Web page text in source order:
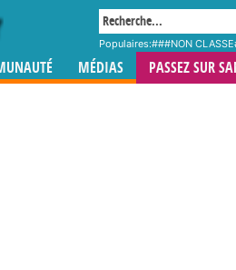
Populaires:###NON
MÉDIAS PASSEZ SUR